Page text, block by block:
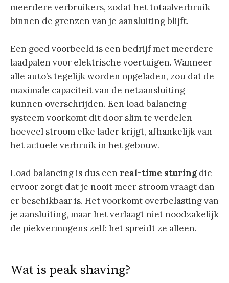
meerdere verbruikers, zodat het totaalverbruik
binnen de grenzen van je aansluiting blijft.
Een goed voorbeeld is een bedrijf met meerdere
laadpalen voor elektrische voertuigen. Wanneer
alle auto’s tegelijk worden opgeladen, zou dat de
maximale capaciteit van de netaansluiting
kunnen overschrijden. Een load balancing-
systeem voorkomt dit door slim te verdelen
hoeveel stroom elke lader krijgt, afhankelijk van
het actuele verbruik in het gebouw.
Load balancing is dus een real-time sturingdie
ervoor zorgt dat je nooit meer stroom vraagt dan
er beschikbaar is. Het voorkomt overbelasting van
je aansluiting, maar het verlaagt niet noodzakelijk
de piekvermogens zelf: het spreidt ze alleen.
Wat is peak shaving?